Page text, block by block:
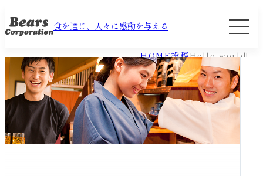
食を通じ、人々に感動を与える
HOME投稿Hello world!